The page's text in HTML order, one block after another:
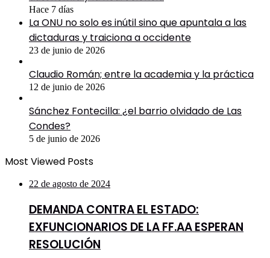
Hace 7 días
La ONU no solo es inútil sino que apuntala a las
dictaduras y traiciona a occidente
23 de junio de 2026
Claudio Román; entre la academia y la práctica
12 de junio de 2026
Sánchez Fontecilla: ¿el barrio olvidado de Las
Condes?
5 de junio de 2026
Most Viewed Posts
22 de agosto de 2024
DEMANDA CONTRA EL ESTADO:
EXFUNCIONARIOS DE LA FF.AA ESPERAN
RESOLUCIÓN